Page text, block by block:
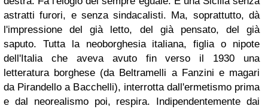
astratti furori, e senza sindacalisti. Ma, soprattutto, dà
l'impressione del già letto, del già pensato, del già
saputo. Tutta la neoborghesia italiana, figlia o nipote
dell'Italia che aveva avuto fin verso il 1930 una
letteratura borghese (da Beltramelli a Fanzini e magari
da Pirandello a Bacchelli), interrotta dall'ermetismo prima
e dal neorealismo poi, respira. Indipendentemente dai